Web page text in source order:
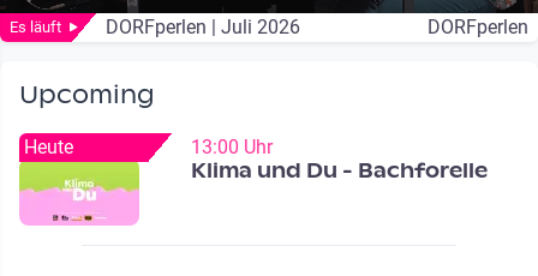
Es läuft DORFperlen | Juli 2026 DORFperlen
Upcoming
Heute 13:00 Uhr
Klima und Du - Bachforelle